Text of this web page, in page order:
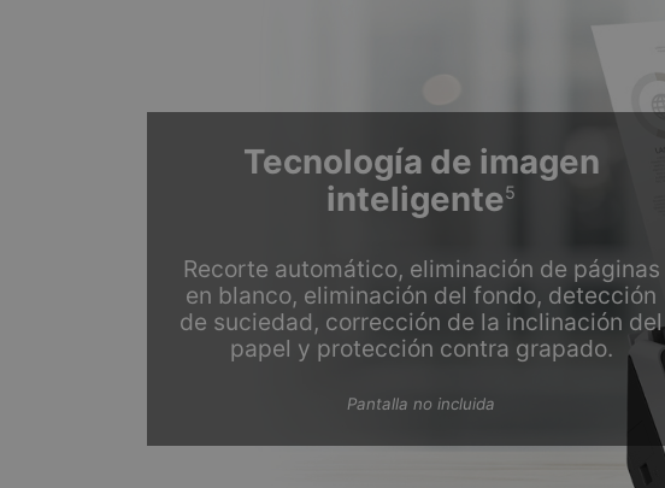
Tecnología de imagen
inteligente5
Recorte automático, eliminación de páginas
en blanco, eliminación del fondo, detección
de suciedad, corrección de la inclinación del
papel y protección contra grapado.
Pantalla no incluida